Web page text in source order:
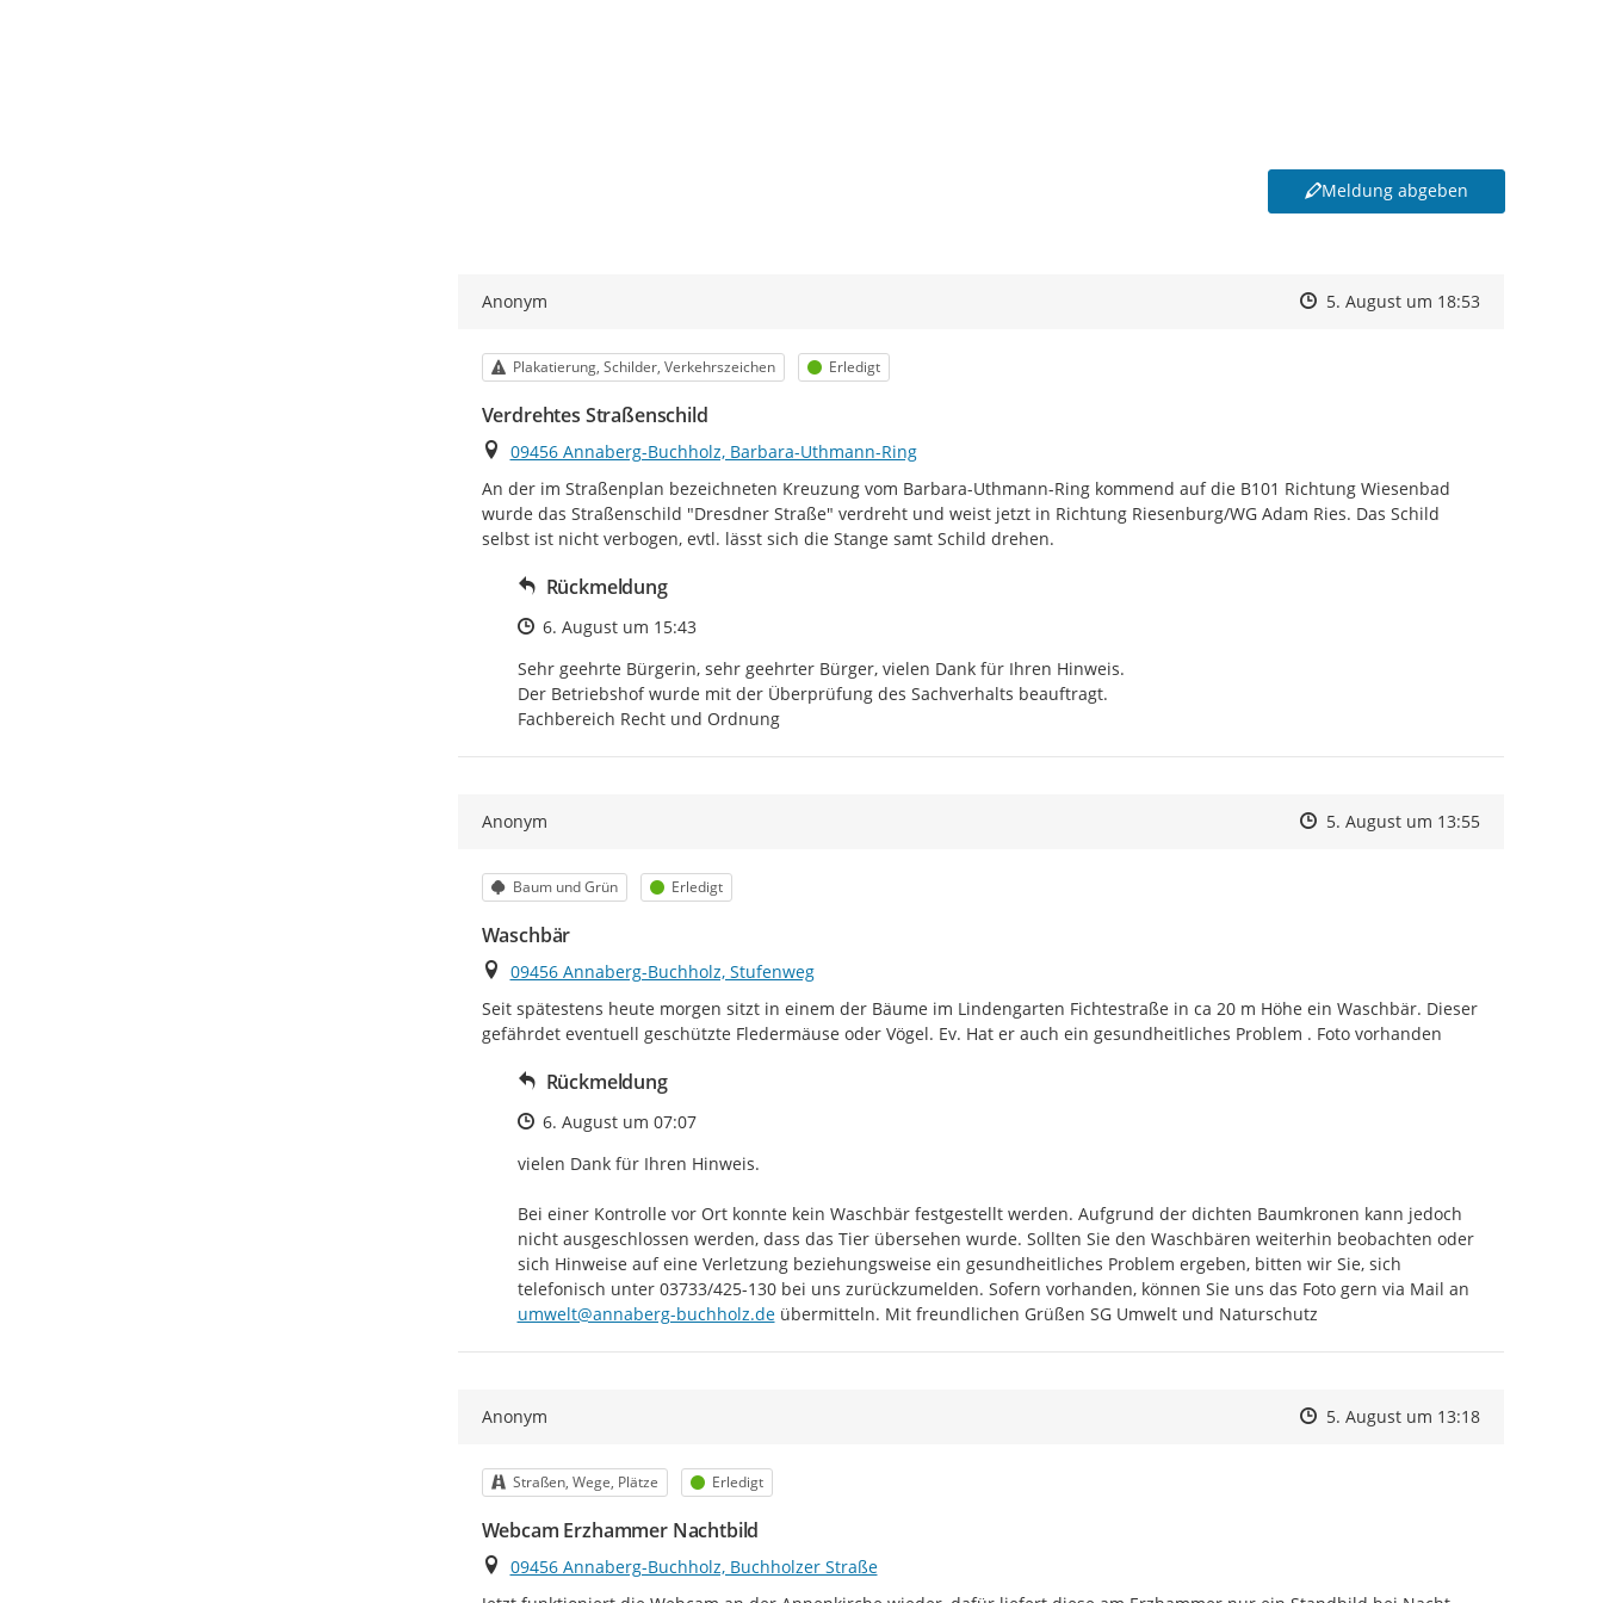
Meldung abgeben
Anonym Zeitpunkt des Erstellens
Zeitpunkt des Erstellens
5. August um 18:53Zur Äußerung
Kategorie
Plakatierung, Schilder, Verkehrszeichen Status
Erledigt
Verdrehtes Straßenschild
Ort
09456 Annaberg-Buchholz, Barbara-Uthmann-Ring
An der im Straßenplan bezeichneten Kreuzung vom Barbara-Uthmann-Ring kommend auf die B101 Richtung Wiesenbad
wurde das Straßenschild "Dresdner Straße" verdreht und weist jetzt in Richtung Riesenburg/WG Adam Ries. Das Schild
selbst ist nicht verbogen, evtl. lässt sich die Stange samt Schild drehen.
Rückmeldung
Zeitpunkt des Erstellens
6. August um 15:43
Sehr geehrte Bürgerin, sehr geehrter Bürger, vielen Dank für Ihren Hinweis.
Der Betriebshof wurde mit der Überprüfung des Sachverhalts beauftragt.
Fachbereich Recht und Ordnung
Anonym Zeitpunkt des Erstellens
Zeitpunkt des Erstellens
5. August um 13:55Zur Äußerung
Kategorie
Baum und Grün Status
Erledigt
Waschbär
Ort
09456 Annaberg-Buchholz, Stufenweg
Seit spätestens heute morgen sitzt in einem der Bäume im Lindengarten Fichtestraße in ca 20 m Höhe ein Waschbär. Dieser
gefährdet eventuell geschützte Fledermäuse oder Vögel. Ev. Hat er auch ein gesundheitliches Problem . Foto vorhanden
Rückmeldung
Zeitpunkt des Erstellens
6. August um 07:07
vielen Dank für Ihren Hinweis.
Bei einer Kontrolle vor Ort konnte kein Waschbär festgestellt werden. Aufgrund der dichten Baumkronen kann jedoch
nicht ausgeschlossen werden, dass das Tier übersehen wurde. Sollten Sie den Waschbären weiterhin beobachten oder
sich Hinweise auf eine Verletzung beziehungsweise ein gesundheitliches Problem ergeben, bitten wir Sie, sich
umwelt@annaberg-buchholz.de übermitteln. Mit freundlichen Grüßen SG Umwelt und Naturschutz
Anonym Zeitpunkt des Erstellens
Zeitpunkt des Erstellens
5. August um 13:18Zur Äußerung
Kategorie
Straßen, Wege, Plätze Status
Erledigt
Webcam Erzhammer Nachtbild
Ort
09456 Annaberg-Buchholz, Buchholzer Straße